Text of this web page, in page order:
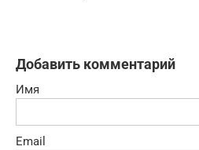
Добавить комментарий
Имя
Email